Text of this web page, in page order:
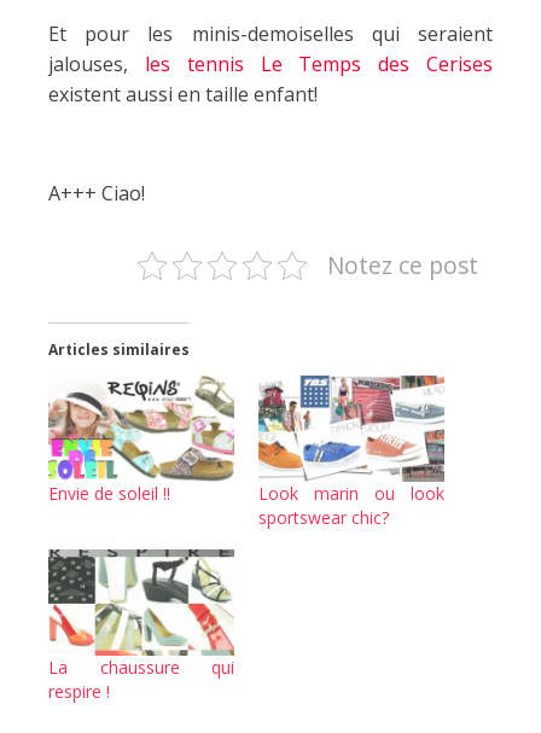
Et pour les minis-demoiselles qui seraient
jalouses, les tennis Le Temps des Cerises
existent aussi en taille enfant!
A+++ Ciao!
Notez ce post
Articles similaires
Envie de soleil !!
Look marin ou look
sportswear chic?
La chaussure qui
respire !